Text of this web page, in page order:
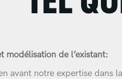
modélisation de l’existant:
avant notre expertise dans